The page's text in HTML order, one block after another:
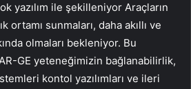
yazılım ile şekilleniyor Araçların
ortamı sunmaları, daha akıllı ve
olmaları bekleniyor. Bu
GE yeteneğimizin bağlanabilirlik,
kontol yazılımları ve ileri